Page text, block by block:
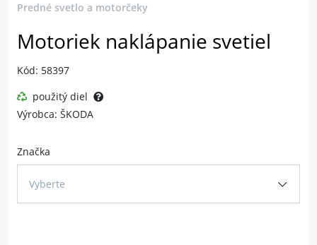
Predné svetlo a motorčeky
Motoriek naklápanie svetiel
Kód: 58397
použitý diel
Výrobca: ŠKODA
Značka
Vyberte